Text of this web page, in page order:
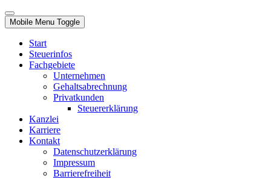
Mobile Menu Toggle
Start
Steuerinfos
Fachgebiete
Unternehmen
Gehaltsabrechnung
Privatkunden
Steuererklärung
Kanzlei
Karriere
Kontakt
Datenschutzerklärung
Impressum
Barrierefreiheit